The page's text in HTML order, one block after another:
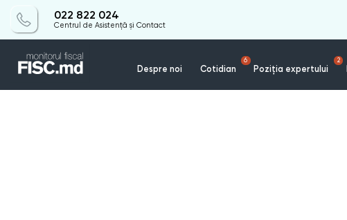
022 822 024
Centrul de Asistență și Contact
Despre noi Cotidian
6
Poziția expertului
2